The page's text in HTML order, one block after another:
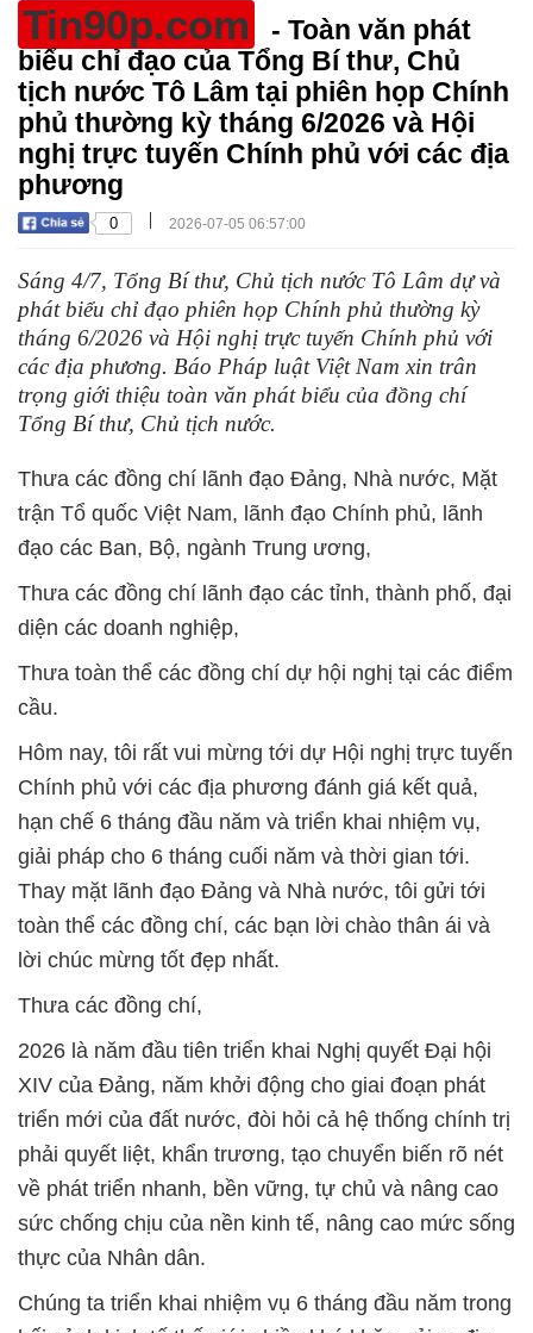
Tin90p.com
- Toàn văn phát
biểu chỉ đạo của Tổng Bí thư, Chủ
tịch nước Tô Lâm tại phiên họp Chính
phủ thường kỳ tháng 6/2026 và Hội
nghị trực tuyến Chính phủ với các địa
phương
0 | 2026-07-05 06:57:00
Sáng 4/7, Tổng Bí thư, Chủ tịch nước Tô Lâm dự và
phát biểu chỉ đạo phiên họp Chính phủ thường kỳ
tháng 6/2026 và Hội nghị trực tuyến Chính phủ với
các địa phương. Báo Pháp luật Việt Nam xin trân
trọng giới thiệu toàn văn phát biểu của đồng chí
Tổng Bí thư, Chủ tịch nước.
Thưa các đồng chí lãnh đạo Đảng, Nhà nước, Mặt
trận Tổ quốc Việt Nam, lãnh đạo Chính phủ, lãnh
đạo các Ban, Bộ, ngành Trung ương,
Thưa các đồng chí lãnh đạo các tỉnh, thành phố, đại
diện các doanh nghiệp,
Thưa toàn thể các đồng chí dự hội nghị tại các điểm
cầu.
Hôm nay, tôi rất vui mừng tới dự Hội nghị trực tuyến
Chính phủ với các địa phương đánh giá kết quả,
hạn chế 6 tháng đầu năm và triển khai nhiệm vụ,
giải pháp cho 6 tháng cuối năm và thời gian tới.
Thay mặt lãnh đạo Đảng và Nhà nước, tôi gửi tới
toàn thể các đồng chí, các bạn lời chào thân ái và
lời chúc mừng tốt đẹp nhất.
Thưa các đồng chí,
2026 là năm đầu tiên triển khai Nghị quyết Đại hội
XIV của Đảng, năm khởi động cho giai đoạn phát
triển mới của đất nước, đòi hỏi cả hệ thống chính trị
phải quyết liệt, khẩn trương, tạo chuyển biến rõ nét
về phát triển nhanh, bền vững, tự chủ và nâng cao
sức chống chịu của nền kinh tế, nâng cao mức sống
thực của Nhân dân.
Chúng ta triển khai nhiệm vụ 6 tháng đầu năm trong